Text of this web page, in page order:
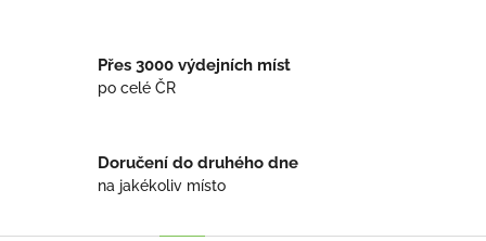
Přes 3000 výdejních míst
po celé ČR
Doručení do druhého dne
na jakékoliv místo